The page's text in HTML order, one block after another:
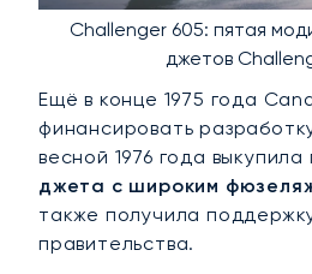
Challenger 605: пятая
джетов
Ещё в конце 1975 года
финансировать
весной 1976 года выкупила
джета с широким
также получила
правительства.